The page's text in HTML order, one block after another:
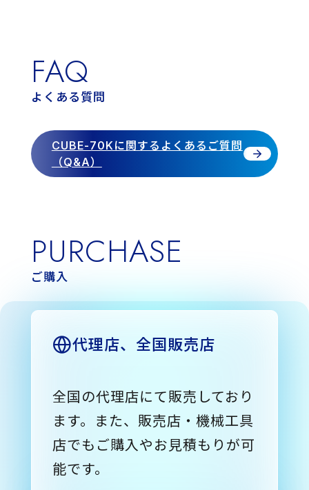
FAQ
よくある質問
CUBE-70Kに関するよくあるご質問
（Q&A）
PURCHASE
ご購入
代理店、全国販売店
全国の代理店にて販売しており
ます。また、販売店・機械工具
店でもご購入やお見積もりが可
能です。